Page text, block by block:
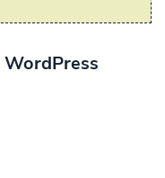
WordPress